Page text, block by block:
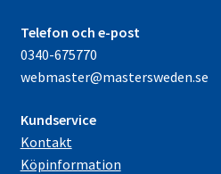
Telefon och e-post
0340-675770
webmaster@mastersweden.se
Kundservice
Kontakt
Köpinformation